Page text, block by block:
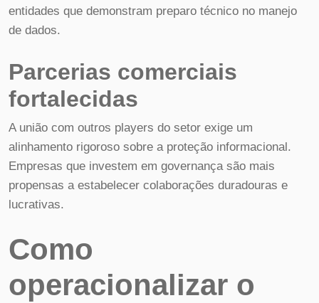
entidades que demonstram preparo técnico no manejo
de dados.
Parcerias comerciais
fortalecidas
A união com outros players do setor exige um
alinhamento rigoroso sobre a proteção informacional.
Empresas que investem em governança são mais
propensas a estabelecer colaborações duradouras e
lucrativas.
Como
operacionalizar o